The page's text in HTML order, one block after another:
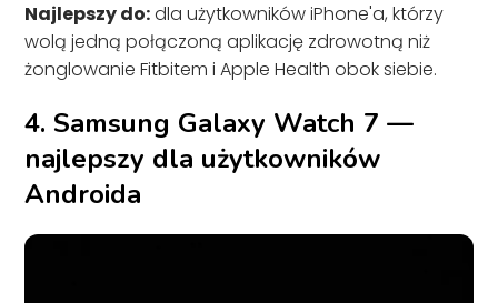
Najlepszy do:dla użytkowników iPhone'a, którzy
wolą jedną połączoną aplikację zdrowotną niż
żonglowanie Fitbitem i Apple Health obok siebie.
4. Samsung Galaxy Watch 7 —
najlepszy dla użytkowników
Androida